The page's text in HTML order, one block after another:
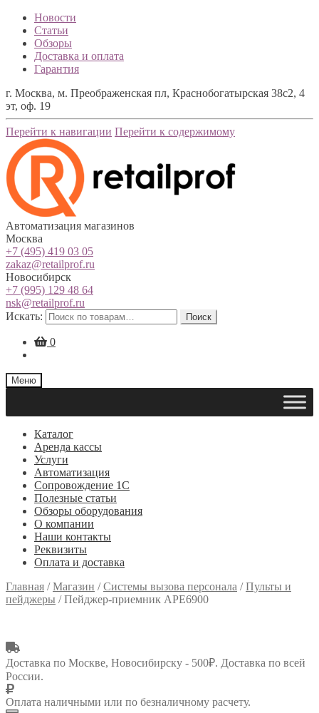
Новости
Статьи
Обзоры
Доставка и оплата
Гарантия
г. Москва, м. Преображенская пл, Краснобогатырская 38с2, 4
эт, оф. 19
Перейти к навигации Перейти к содержимому
Автоматизация магазинов
Москва
+7 (495) 419 03 05
zakaz@retailprof.ru
Новосибирск
+7 (995) 129 48 64
nsk@retailprof.ru
Искать:
Поиск
0
Меню
Каталог
Аренда кассы
Услуги
Автоматизация
Сопровождение 1С
Полезные статьи
Обзоры оборудования
О компании
Наши контакты
Реквизиты
Оплата и доставка
Главная /Магазин /Системы вызова персонала /Пульты и
пейджеры /Пейджер-приемник АРЕ6900
Доставка по Москве, Новосибирску - 500₽. Доставка по всей
России.
Оплата наличными или по безналичному расчету.